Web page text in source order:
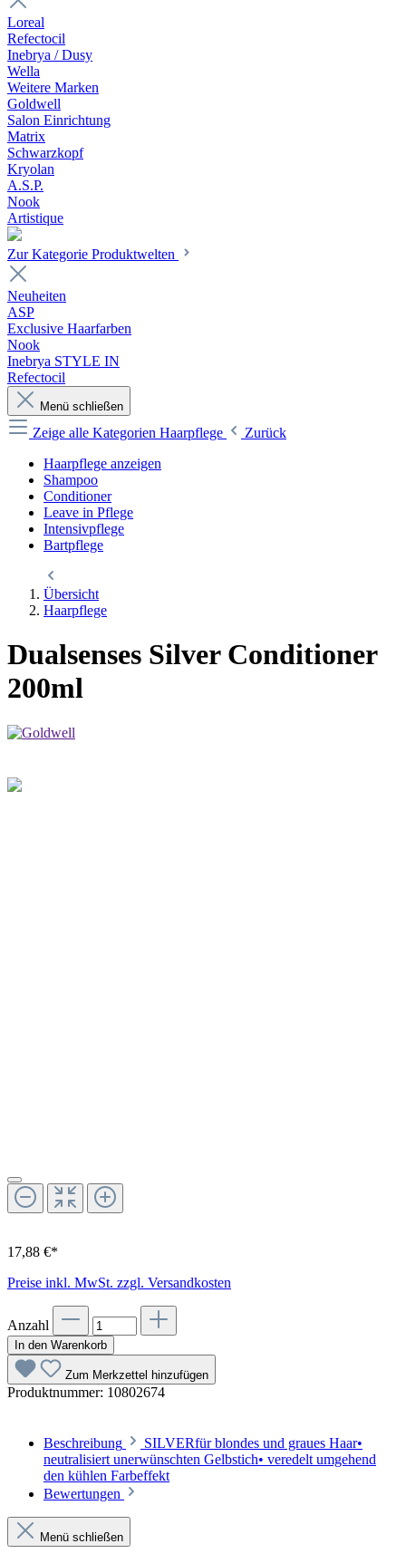
Loreal
Refectocil
Inebrya / Dusy
Wella
Weitere Marken
Goldwell
Salon Einrichtung
Matrix
Schwarzkopf
Kryolan
A.S.P.
Nook
Artistique
Zur Kategorie Produktwelten
Neuheiten
ASP
Exclusive Haarfarben
Nook
Inebrya STYLE IN
Refectocil
Menü schließen
Zeige alle Kategorien Haarpflege
Zurück
Haarpflege anzeigen
Shampoo
Conditioner
Leave in Pflege
Intensivpflege
Bartpflege
Übersicht
Haarpflege
Dualsenses Silver Conditioner
200ml
17,88 €*
Preise inkl. MwSt. zzgl. Versandkosten
Anzahl
In den Warenkorb
Zum Merkzettel hinzufügen
Produktnummer: 10802674
Beschreibung
SILVERfür blondes und graues Haar•
neutralisiert unerwünschten Gelbstich• veredelt umgehend
den kühlen Farbeffekt
Bewertungen
Menü schließen